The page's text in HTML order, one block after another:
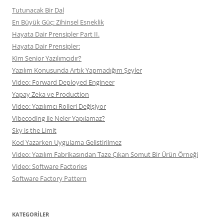
Tutunacak Bir Dal
En Büyük Güç: Zihinsel Esneklik
Hayata Dair Prensipler Part II.
Hayata Dair Prensipler:
Kim Senior Yazılımcıdır?
Yazılım Konusunda Artık Yapmadığım Şeyler
Video: Forward Deployed Engineer
Yapay Zeka ve Production
Video: Yazılımcı Rolleri Değişiyor
Vibecoding ile Neler Yapılamaz?
Sky is the Limit
Kod Yazarken Uygulama Gelistirilmez
Video: Yazılım Fabrikasından Taze Çıkan Somut Bir Ürün Örneği
Video: Software Factories
Software Factory Pattern
KATEGORILER